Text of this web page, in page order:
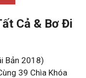
Cả & Bơ Đi
Bản 2018)
39 Chìa Khóa